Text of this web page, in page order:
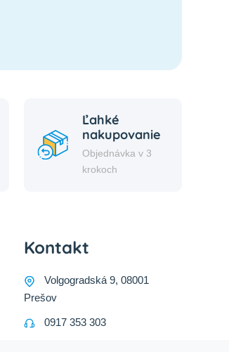
Ľahké
nakupovanie
Objednávka v 3
krokoch
Kontakt
Volgogradská 9, 08001
Prešov
0917 353 303